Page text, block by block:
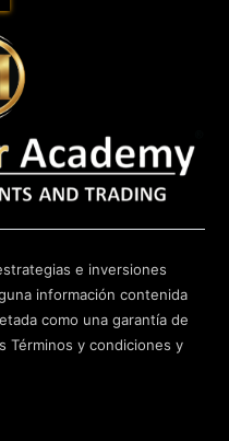
e inversiones
información contenida
como una garantía de
Términos y condiciones y